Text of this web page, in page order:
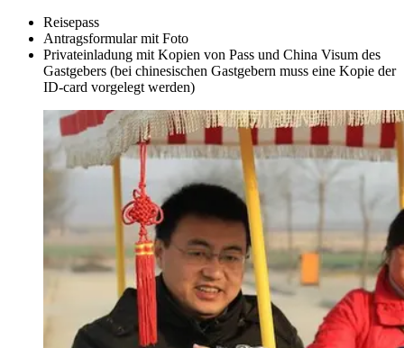
Reisepass
Antragsformular mit Foto
Privateinladung mit Kopien von Pass und China Visum des
Gastgebers (bei chinesischen Gastgebern muss eine Kopie der
ID-card vorgelegt werden)